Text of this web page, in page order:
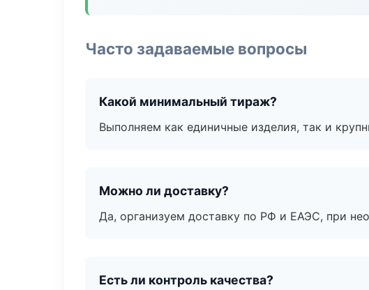
Часто задаваемые вопросы
Какой минимальный тираж?
Выполняем как единичные изделия, так и
Можно ли доставку?
Да, организуем доставку по РФ и ЕАЭС, при
Есть ли контроль качества?